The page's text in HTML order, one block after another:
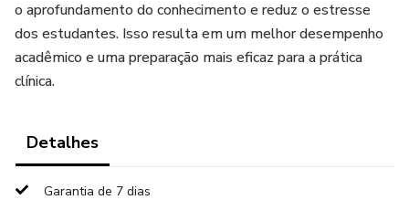
o aprofundamento do conhecimento e reduz o estresse
dos estudantes. Isso resulta em um melhor desempenho
acadêmico e uma preparação mais eficaz para a prática
clínica.
Detalhes
Garantia de 7 dias